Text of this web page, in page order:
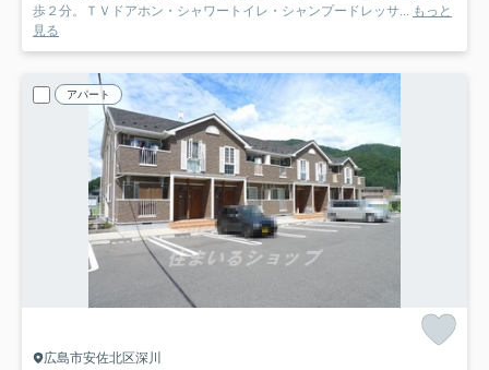
歩２分。ＴＶドアホン・シャワートイレ・シャンプードレッサ...
もっと
見る
アパート
広島市安佐北区深川